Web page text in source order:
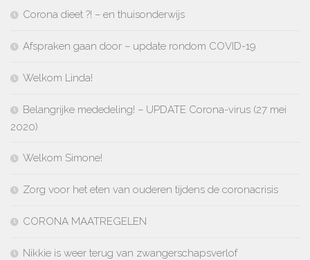
Corona dieet ?! – en thuisonderwijs
Afspraken gaan door – update rondom COVID-19
Welkom Linda!
Belangrijke mededeling! – UPDATE Corona-virus (27 mei
2020)
Welkom Simone!
Zorg voor het eten van ouderen tijdens de coronacrisis
CORONA MAATREGELEN
Nikkie is weer terug van zwangerschapsverlof